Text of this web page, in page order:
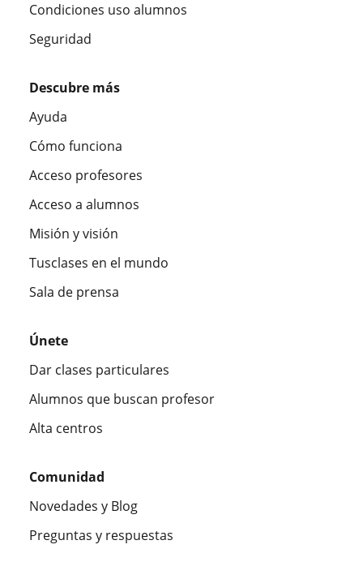
Condiciones uso alumnos
Seguridad
Descubre más
Ayuda
Cómo funciona
Acceso profesores
Acceso a alumnos
Misión y visión
Tusclases en el mundo
Sala de prensa
Únete
Dar clases particulares
Alumnos que buscan profesor
Alta centros
Comunidad
Novedades y Blog
Preguntas y respuestas